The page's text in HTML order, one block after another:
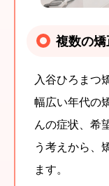
複数の
入谷ひろまつ
幅広い年代の
んの症状、希
う考えから、
ます。